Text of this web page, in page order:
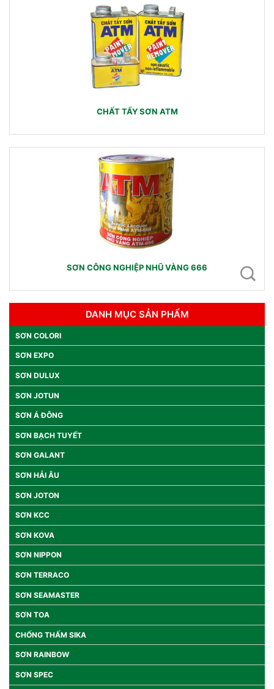
CHẤT TẨY SƠN ATM
SƠN CÔNG NGHIỆP NHŨ VÀNG 666
DANH MỤC SẢN PHẨM
SƠN COLORI
SƠN EXPO
SƠN DULUX
SƠN JOTUN
SƠN Á ĐÔNG
SƠN BẠCH TUYẾT
SƠN GALANT
SƠN HẢI ÂU
SƠN JOTON
SƠN KCC
SƠN KOVA
SƠN NIPPON
SƠN TERRACO
SƠN SEAMASTER
SƠN TOA
CHỐNG THẤM SIKA
SƠN RAINBOW
SƠN SPEC